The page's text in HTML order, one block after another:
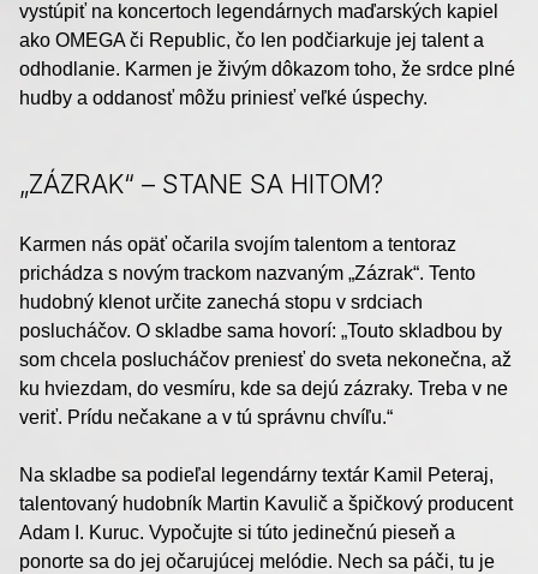
vystúpiť na koncertoch legendárnych maďarských kapiel
ako OMEGA či Republic, čo len podčiarkuje jej talent a
odhodlanie. Karmen je živým dôkazom toho, že srdce plné
hudby a oddanosť môžu priniesť veľké úspechy.
„ZÁZRAK“ – STANE SA HITOM?
Karmen nás opäť očarila svojím talentom a tentoraz
prichádza s novým trackom nazvaným „Zázrak“. Tento
hudobný klenot určite zanechá stopu v srdciach
poslucháčov. O skladbe sama hovorí: „Touto skladbou by
som chcela poslucháčov preniesť do sveta nekonečna, až
ku hviezdam, do vesmíru, kde sa dejú zázraky. Treba v ne
veriť. Prídu nečakane a v tú správnu chvíľu.“
Na skladbe sa podieľal legendárny textár Kamil Peteraj,
talentovaný hudobník Martin Kavulič a špičkový producent
Adam I. Kuruc. Vypočujte si túto jedinečnú pieseň a
ponorte sa do jej očarujúcej melódie. Nech sa páči, tu je